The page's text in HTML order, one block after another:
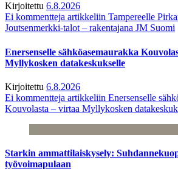
Kirjoitettu 6.8.2026
Ei kommentteja artikkeliin Tampereelle
Joutsenmerkki-talot – rakentajana JM Suomi
Enersenselle sähköasemaurakka
Myllykosken datakeskukselle
Kirjoitettu 6.8.2026
Ei kommentteja artikkeliin Enersenselle
Kouvolasta – virtaa Myllykosken
Starkin ammattilaiskysely:
työvoimapulaan